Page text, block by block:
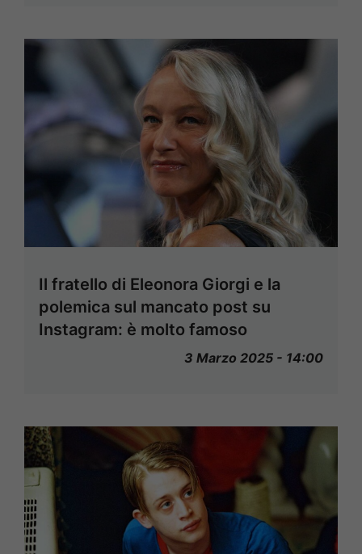
Il fratello di Eleonora Giorgi e la
polemica sul mancato post su
Instagram: è molto famoso
3 Marzo 2025 - 14:00